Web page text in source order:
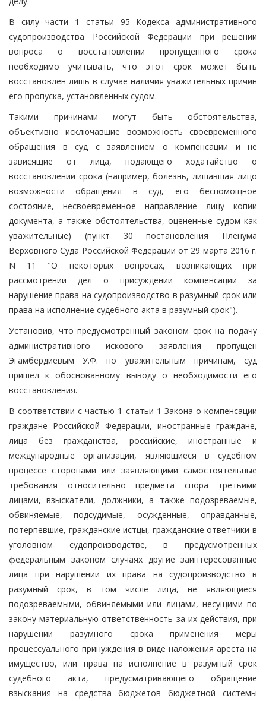
В силу части 1 статьи 95 Кодекса административного
судопроизводства Российской Федерации при решении
вопроса о восстановлении пропущенного срока
необходимо учитывать, что этот срок может быть
восстановлен лишь в случае наличия уважительных причин
его пропуска, установленных судом.
Такими причинами могут быть обстоятельства,
объективно исключавшие возможность своевременного
обращения в суд с заявлением о компенсации и не
зависящие от лица, подающего ходатайство о
восстановлении срока (например, болезнь, лишавшая лицо
возможности обращения в суд, его беспомощное
состояние, несвоевременное направление лицу копии
документа, а также обстоятельства, оцененные судом как
уважительные) (пункт 30 постановления Пленума
Верховного Суда Российской Федерации от 29 марта 2016 г.
N 11 "О некоторых вопросах, возникающих при
рассмотрении дел о присуждении компенсации за
нарушение права на судопроизводство в разумный срок или
права на исполнение судебного акта в разумный срок").
Установив, что предусмотренный законом срок на подачу
административного искового заявления пропущен
Эгамбердиевым У.Ф. по уважительным причинам, суд
пришел к обоснованному выводу о необходимости его
восстановления.
В соответствии с частью 1 статьи 1 Закона о компенсации
граждане Российской Федерации, иностранные граждане,
лица без гражданства, российские, иностранные и
международные организации, являющиеся в судебном
процессе сторонами или заявляющими самостоятельные
требования относительно предмета спора третьими
лицами, взыскатели, должники, а также подозреваемые,
обвиняемые, подсудимые, осужденные, оправданные,
потерпевшие, гражданские истцы, гражданские ответчики в
уголовном судопроизводстве, в предусмотренных
федеральным законом случаях другие заинтересованные
лица при нарушении их права на судопроизводство в
разумный срок, в том числе лица, не являющиеся
подозреваемыми, обвиняемыми или лицами, несущими по
закону материальную ответственность за их действия, при
нарушении разумного срока применения меры
процессуального принуждения в виде наложения ареста на
имущество, или права на исполнение в разумный срок
судебного акта, предусматривающего обращение
взыскания на средства бюджетов бюджетной системы